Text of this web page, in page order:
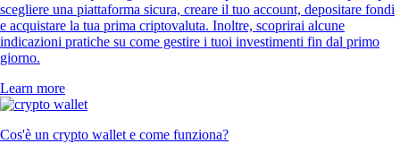
scegliere una piattaforma sicura, creare il tuo account, depositare fondi
e acquistare la tua prima criptovaluta. Inoltre, scoprirai alcune
indicazioni pratiche su come gestire i tuoi investimenti fin dal primo
giorno.
Learn more
Cos'è un crypto wallet e come funziona?